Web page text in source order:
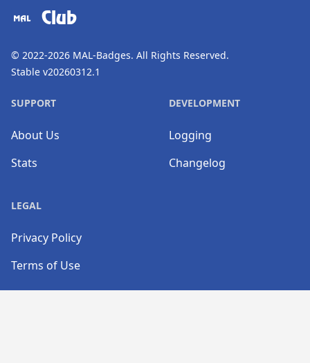
Club
© 2022-2026 MAL-Badges. All Rights Reserved.
Stable v20260312.1
SUPPORT
About Us
Stats
DEVELOPMENT
Logging
Changelog
LEGAL
Privacy Policy
Terms of Use